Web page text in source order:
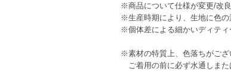
※商品について仕様が変更/改
※生産時期により、生地に色の
※個体差による細かいディティ
※素材の特質上、色落ちがござ
ご着用の前に必ず水通しまた